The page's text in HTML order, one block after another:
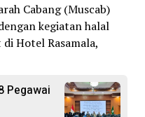
Cabang (Muscab)
kegiatan halal
Hotel Rasamala,
Pegawai